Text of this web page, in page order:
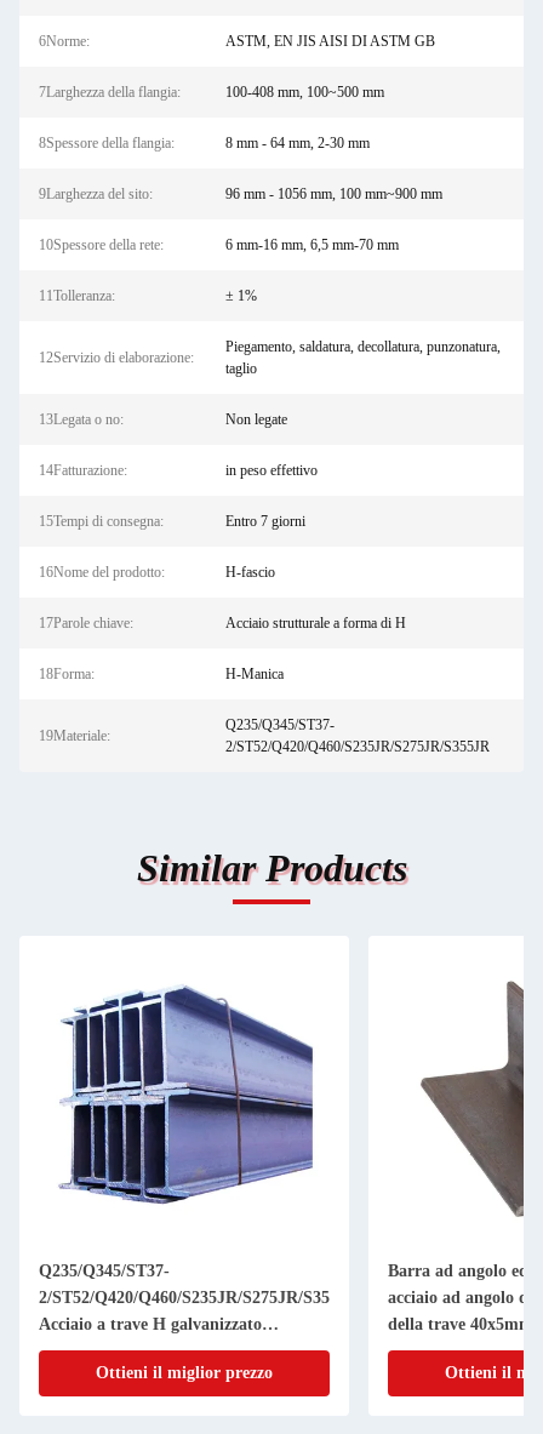
6Norme: ASTM, EN JIS AISI DI ASTM GB
7Larghezza della flangia: 100-408 mm, 100~500 mm
8Spessore della flangia: 8 mm - 64 mm, 2-30 mm
9Larghezza del sito: 96 mm - 1056 mm, 100 mm~900 mm
10Spessore della rete: 6 mm-16 mm, 6,5 mm-70 mm
11Tolleranza: ± 1%
12Servizio di elaborazione:
Piegamento, saldatura, decollatura, punzonatura,
taglio
13Legata o no: Non legate
14Fatturazione: in peso effettivo
15Tempi di consegna: Entro 7 giorni
16Nome del prodotto: H-fascio
17Parole chiave: Acciaio strutturale a forma di H
18Forma: H-Manica
19Materiale:
Q235/Q345/ST37-
2/ST52/Q420/Q460/S235JR/S275JR/S355JR
Similar Products
Q235/Q345/ST37-
2/ST52/Q420/Q460/S235JR/S275JR/S355JR
Acciaio a trave H galvanizzato
personalizzato con servizio di
lavorazione a foratura
Ottieni il miglior prezzo
Barra ad angolo
acciaio ad angolo
della trave 40x5mm
A36 Q235 GB
Ottieni il